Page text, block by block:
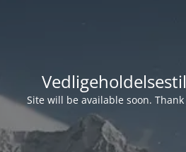
Site will be available soon.